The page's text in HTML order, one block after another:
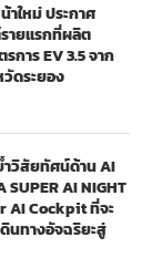
าใหม่ ประกาศ
ายแรกที่ผลิต
การ EV 3.5 จาก
ดระยอง
ำวิสัยทัศน์ด้าน AI
AI NIGHT
AI Cockpit ที่จะ
นทางอัจฉริยะสู่